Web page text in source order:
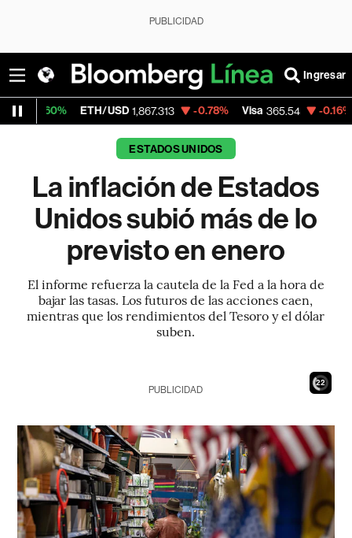
PUBLICIDAD
Ingresar
ETH/USD 1,867.313 -0.78% Visa 365.54 -0.16%
ESTADOS UNIDOS
La inflación de Estados
Unidos subió más de lo
previsto en enero
El informe refuerza la cautela de la Fed a la hora de
bajar las tasas. Los futuros de las acciones caen,
mientras que los rendimientos del Tesoro y el dólar
suben.
21
PUBLICIDAD